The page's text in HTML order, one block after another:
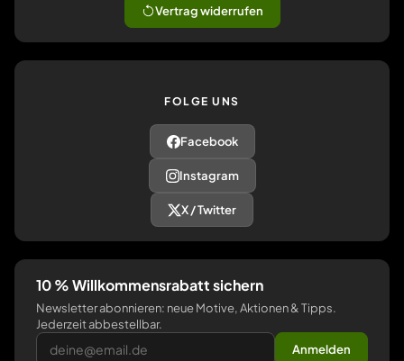
Vertrag widerrufen
FOLGE UNS
Facebook
Instagram
X / Twitter
10 % Willkommensrabatt sichern
Newsletter abonnieren: neue Motive, Aktionen & Tipps.
Jederzeit abbestellbar.
Anmelden